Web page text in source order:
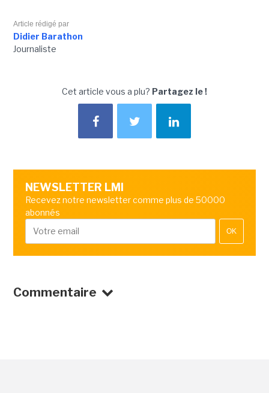
Article rédigé par
Didier Barathon
Journaliste
Cet article vous a plu? Partagez le !
NEWSLETTER LMI
Recevez notre newsletter comme plus de 50000
abonnés
OK
Commentaire